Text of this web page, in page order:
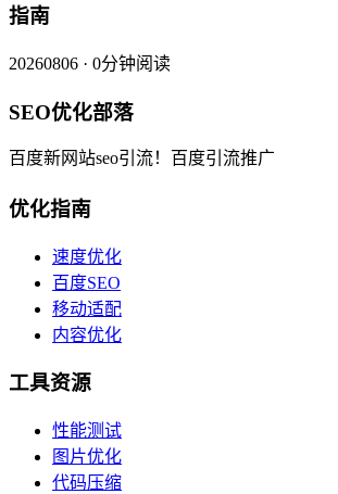
指南
20260806 · 0分钟阅读
SEO优化部落
百度新网站seo引流！百度引流推广
优化指南
速度优化
百度SEO
移动适配
内容优化
工具资源
性能测试
图片优化
代码压缩